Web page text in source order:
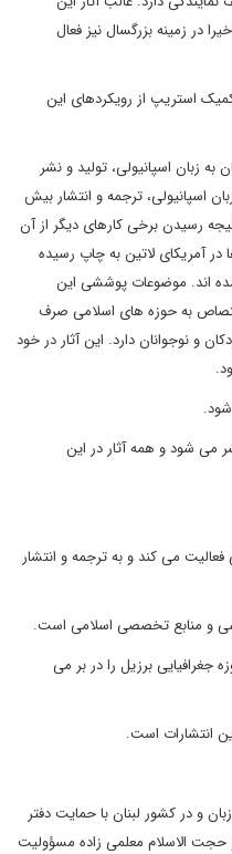
در زمینه بزرگسال نیز فعال
استریپ از رویکردهای این
زبان اسپانیولی، تولید و نشر
اسپانیولی، ترجمه و انتشار بیش
رسیدن برخی کارهای دیگر از آن
در آمریکای لاتین به چاپ رسیده
اند. موضوعات پوششی این
به حوزه های اسلامی صرف
و نوجوانان دارد. این آثار در خود
می شود و همه آثار در این
می کند و به ترجمه و انتشار
و منابع تخصصی اسلامی است.
جغرافیایی برزیل را در بر می
انتشارات است.
و در کشور لبنان با حمایت دفتر
الاسلام معلمی زاده مسؤولیت